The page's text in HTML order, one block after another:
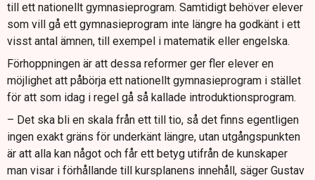
till ett nationellt gymnasieprogram. Samtidigt behöver elever
som vill gå ett gymnasieprogram inte längre ha godkänt i ett
visst antal ämnen, till exempel i matematik eller engelska.
Förhoppningen är att dessa reformer ger fler elever en
möjlighet att påbörja ett nationellt gymnasieprogram i stället
för att som idag i regel gå så kallade introduktionsprogram.
– Det ska bli en skala från ett till tio, så det finns egentligen
ingen exakt gräns för underkänt längre, utan utgångspunkten
är att alla kan något och får ett betyg utifrån de kunskaper
man visar i förhållande till kursplanens innehåll, säger Gustav